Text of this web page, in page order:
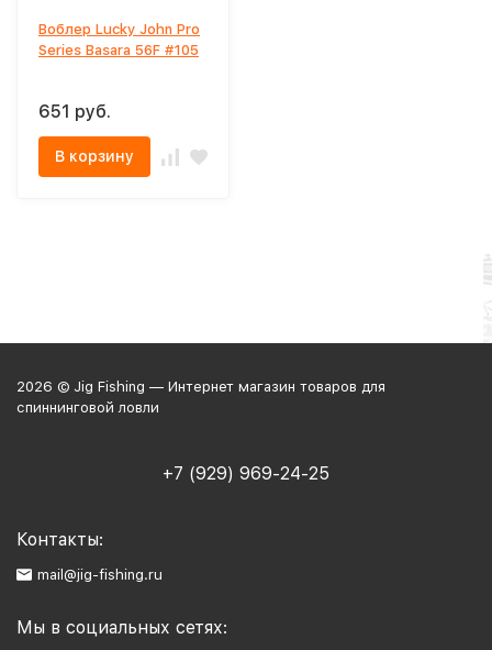
Воблер Lucky John Pro
Series Basara 56F #105
651 руб.
В корзину
2026 © Jig Fishing — Интернет магазин товаров для
спиннинговой ловли
+7 (929) 969-24-25
Контакты:
mail@jig-fishing.ru
Мы в социальных сетях: